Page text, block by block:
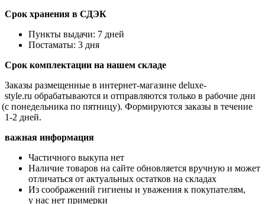
Срок хранения в СДЭК
Пункты выдачи: 7 дней
Постаматы: 3 дня
Срок комплектации на нашем складе
Заказы размещенные в интернет-магазине deluxe-
style.ru обрабатываются и отправляются только в рабочие дни
(с понедельника по пятницу). Формируются заказы в течение
1-2 дней.
важная информация
Частичного выкупа нет
Наличие товаров на сайте обновляется вручную и может
отличаться от актуальных остатков на складах
Из соображений гигиены и уважения к покупателям,
у нас нет примерки